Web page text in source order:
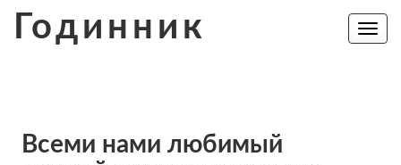
Годинник
Toggle
Всеми нами любимый